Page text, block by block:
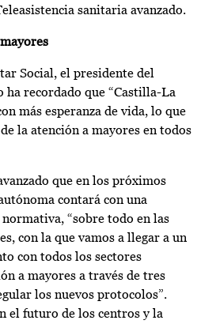
sanitaria avanzado.
Social, el presidente del
recordado que “Castilla-La
más esperanza de vida, lo que
la atención a mayores en todos
que en los próximos
contará con una
“sobre todo en las
con la que vamos a llegar a un
con todos los sectores
a mayores a través de tres
los nuevos protocolos”.
el futuro de los centros y la